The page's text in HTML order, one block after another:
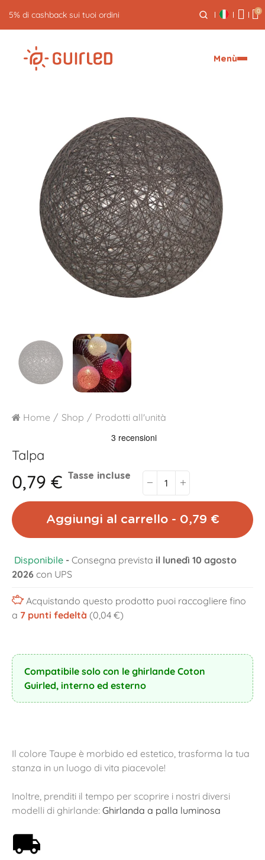
5% di cashback sui tuoi ordini 0
Menù
Home Shop Prodotti all'unità
Talpa
0,79 € Tasse incluse
Aggiungi al carrello - 0,79 €
Disponibile - Consegna prevista il lunedì 10 agosto
2026 con UPS
Acquistando questo prodotto puoi raccogliere fino
a 7 punti fedeltà (0,04 €)
Compatibile solo con le ghirlande Coton
Guirled, interno ed esterno
Il colore Taupe è morbido ed estetico, trasforma la tua
stanza in un luogo di vita piacevole!
Inoltre, prenditi il tempo per scoprire i nostri diversi
modelli di ghirlande: Ghirlanda a palla luminosa